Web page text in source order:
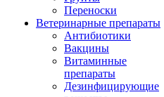
Переноски
Ветеринарные препараты
Антибиотики
Вакцины
Витаминные
препараты
Дезинфицирующие